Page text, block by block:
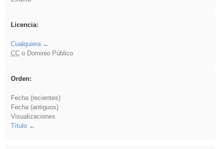
Licencia:
Cualquiera
CCo Dominio Público
Orden:
Fecha (recientes)
Fecha (antiguos)
Visualizaciones
Título